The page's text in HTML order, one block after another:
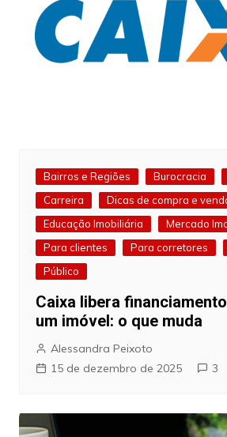
Bairros e Regiões Burocracia
Carreira
Dicas de compra e
Educação Imobiliária
Mercado
Para clientes
Para corretores
Público
Caixa libera
um imóvel: o que muda
Alessandra Peixoto
15 de dezembro de 2025
3